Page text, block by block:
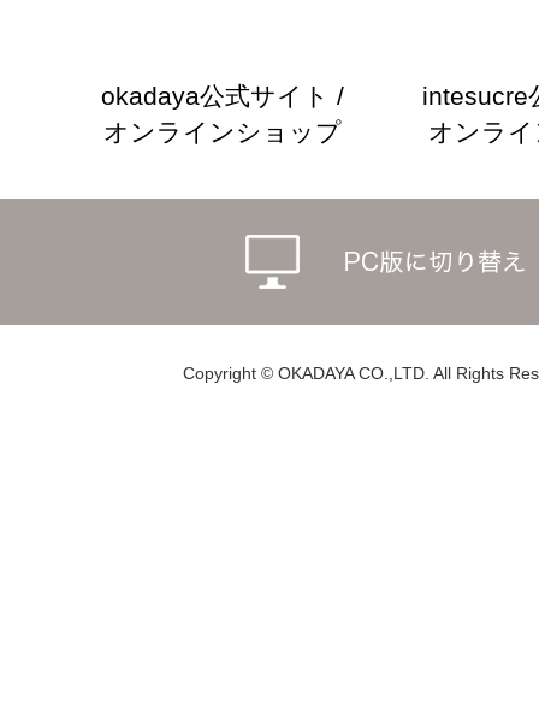
okadaya公式サイト /
オンラインショップ
intesucre
オンラ
Copyright © OKADAYA CO.,LTD. All Rights